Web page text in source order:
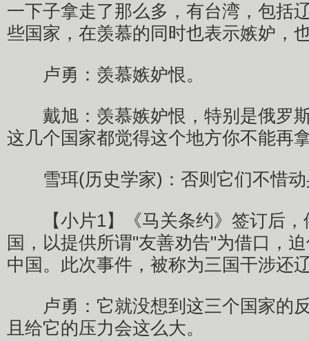
一下子拿走了那么多，有台湾，包括
些国家，在羡慕的同时也表示嫉妒，
卢勇：羡慕嫉妒恨。
戴旭：羡慕嫉妒恨，特别是俄罗
这几个国家都觉得这个地方你不能再
雪珥(历史学家)：否则它们
【小片1】《马关条约》签订后，
国，以提供所谓"友善劝告"为借口，
中国。此次事件，被称为三国干
卢勇：它就没想到这三个国家的
且给它的压力会这么大。